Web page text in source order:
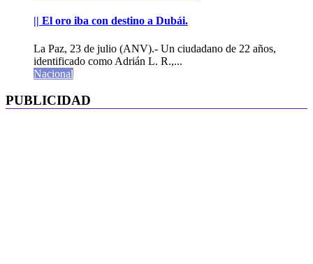
|| El oro iba con destino a Dubái.
La Paz, 23 de julio (ANV).- Un ciudadano de 22 años,
identificado como Adrián L. R.,...
Nacional
PUBLICIDAD